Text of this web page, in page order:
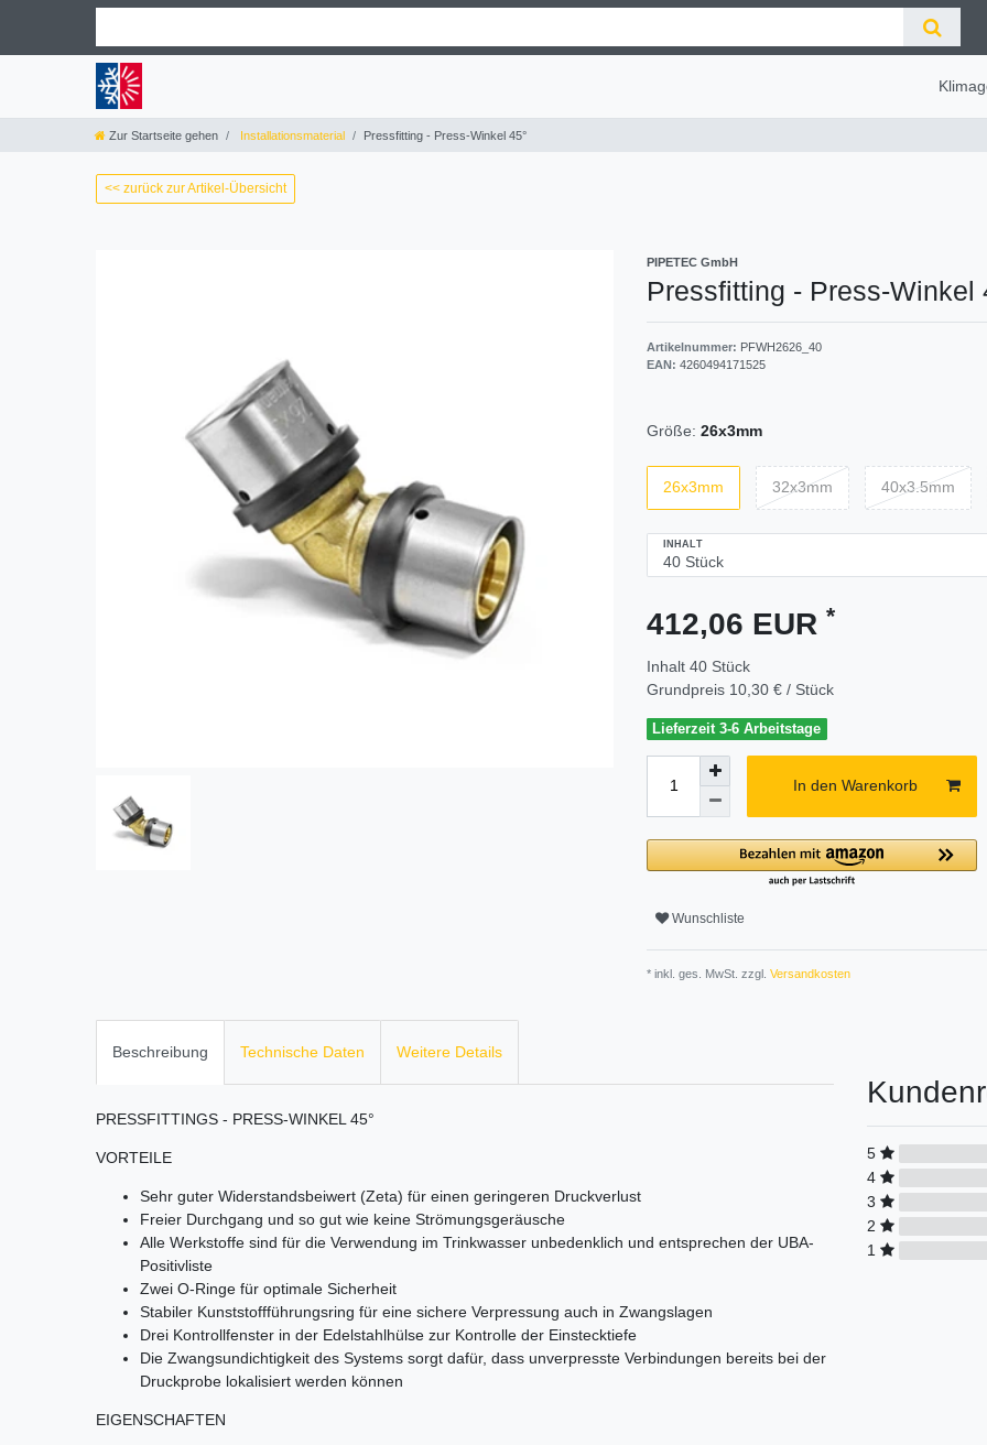
Zur Startseite gehen Installationsmaterial Pressfitting - Press-Winkel 45°
<< zurück zur Artikel-Übersicht
PIPETEC GmbH
Pressfitting - Press-Winkel
Artikelnummer: PFWH2626_40
EAN: 4260494171525
Größe: 26x3mm
26x3mm 32x3mm 40x3.5mm
INHALT
412,06 EUR *
Inhalt 40 Stück
Grundpreis 10,30 € / Stück
Lieferzeit 3-6 Arbeitstage
In den Warenkorb
Wunschliste
* inkl. ges. MwSt. zzgl. Versandkosten
Beschreibung Technische Daten Weitere Details
PRESSFITTINGS - PRESS-WINKEL 45°
VORTEILE
Sehr guter Widerstandsbeiwert (Zeta) für einen geringeren Druckverlust
Freier Durchgang und so gut wie keine Strömungsgeräusche
Alle Werkstoffe sind für die Verwendung im Trinkwasser unbedenklich und entsprechen der UBA-
Positivliste
Zwei O-Ringe für optimale Sicherheit
Stabiler Kunststoffführungsring für eine sichere Verpressung auch in Zwangslagen
Drei Kontrollfenster in der Edelstahlhülse zur Kontrolle der Einstecktiefe
Die Zwangsundichtigkeit des Systems sorgt dafür, dass unverpresste Verbindungen bereits bei der
Druckprobe lokalisiert werden können
EIGENSCHAFTEN
5
4
3
2
1